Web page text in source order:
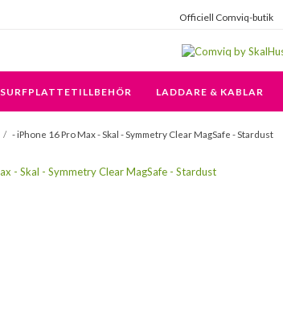
Officiell Comviq-butik
SURFPLATTETILLBEHÖR LADDARE & KABLAR
/ - iPhone 16 Pro Max - Skal - Symmetry Clear MagSafe - Stardust